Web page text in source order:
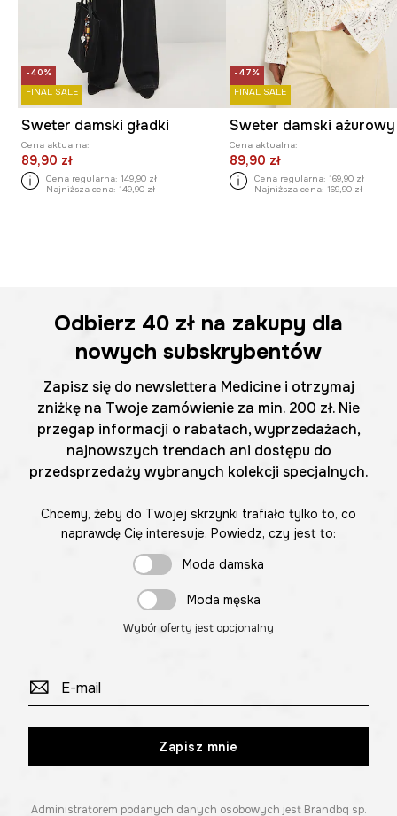
-40%
FINAL SALE
Sweter damski gładki
Cena aktualna:
89,90 zł
Cena regularna: 149,90 zł
Najniższa cena: 149,90 zł
-47%
FINAL SALE
Sweter damski ażurowy
Cena aktualna:
89,90 zł
Cena regularna: 169,90 zł
Najniższa cena: 169,90 zł
Odbierz 40 zł na zakupy dla
nowych subskrybentów
Zapisz się do newslettera Medicine i otrzymaj
zniżkę na Twoje zamówienie za min. 200 zł. Nie
przegap informacji o rabatach, wyprzedażach,
najnowszych trendach ani dostępu do
przedsprzedaży wybranych kolekcji specjalnych.
Chcemy, żeby do Twojej skrzynki trafiało tylko to, co
naprawdę Cię interesuje. Powiedz, czy jest to:
Moda damska
Moda męska
Wybór oferty jest opcjonalny
Zapisz mnie
Administratorem podanych danych osobowych jest Brandbq sp.